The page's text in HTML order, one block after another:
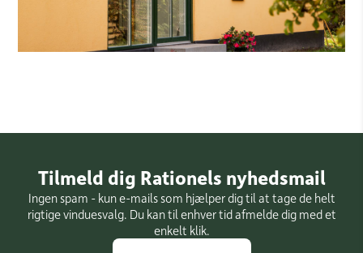
Tilmeld dig Rationels nyhedsmail
Ingen spam - kun e-mails som hjælper dig til at tage de helt
rigtige vinduesvalg. Du kan til enhver tid afmelde dig med et
enkelt klik.